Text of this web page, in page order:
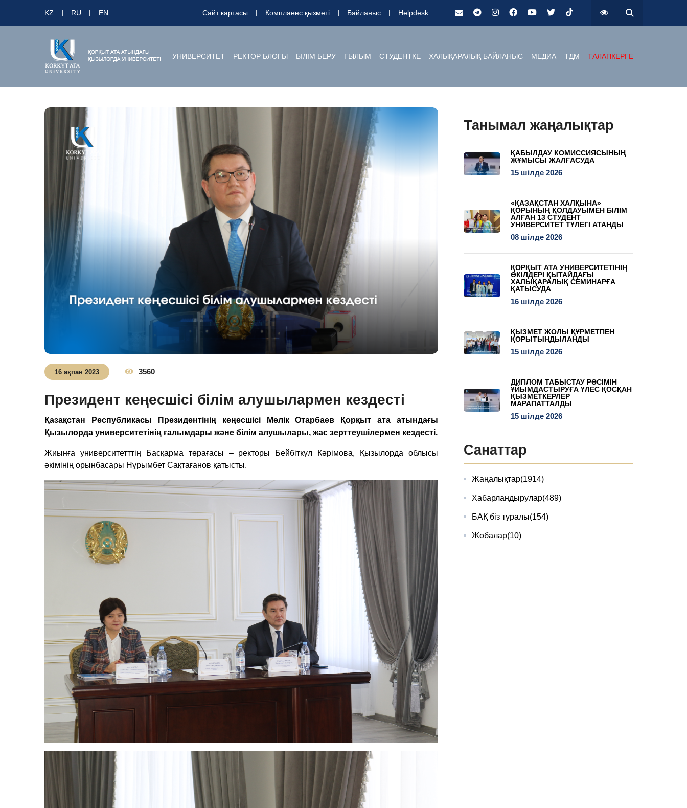
KZ RU EN Сайт картасы Комплаенс қызметі Байланыс Helpdesk
УНИВЕРСИТЕТ РЕКТОР БЛОГЫ БІЛІМ БЕРУ ҒЫЛЫМ СТУДЕНТКЕ ХАЛЫҚАРАЛЫҚ БАЙЛАНЫС МЕДИА ТДМ ТАЛАПКЕРГЕ
16 ақпан 2023 3560
Президент кеңесшісі білім алушылармен кездесті
Қазақстан Республикасы Президентінің кеңесшісі Мәлік Отарбаев Қорқыт ата атындағы
Қызылорда университетінің ғалымдары және білім алушылары, жас зерттеушілермен кездесті.
Жиынға университетттің Басқарма төрағасы – ректоры Бейбіткүл Кәрімова,
Қызылорда облысы
әкімінің орынбасары Нұрымбет Сақтағанов қатысты.
Танымал жаңалықтар
ҚАБЫЛДАУ КОМИССИЯСЫНЫҢ
ЖҰМЫСЫ ЖАЛҒАСУДА
15 шілде 2026
«ҚАЗАҚСТАН ХАЛҚЫНА»
ҚОРЫНЫҢ ҚОЛДАУЫМЕН БІЛІМ
АЛҒАН 13 СТУДЕНТ
УНИВЕРСИТЕТ ТҮЛЕГІ АТАНДЫ
08 шілде 2026
ҚОРҚЫТ АТА УНИВЕРСИТЕТІНІҢ
ӨКІЛДЕРІ ҚЫТАЙДАҒЫ
ХАЛЫҚАРАЛЫҚ СЕМИНАРҒА
ҚАТЫСУДА
16 шілде 2026
ҚЫЗМЕТ ЖОЛЫ ҚҰРМЕТПЕН
ҚОРЫТЫНДЫЛАНДЫ
15 шілде 2026
ДИПЛОМ ТАБЫСТАУ РӘСІМІН
ҰЙЫМДАСТЫРУҒА ҮЛЕС ҚОСҚАН
ҚЫЗМЕТКЕРЛЕР
МАРАПАТТАЛДЫ
15 шілде 2026
Санаттар
Жаңалықтар(1914)
Хабарландырулар(489)
БАҚ біз туралы(154)
Жобалар(10)